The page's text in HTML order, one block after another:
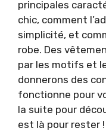
principales
chic, comment
simplicité, et
robe. Des
par les motifs et
donnerons des
fonctionne pour
la suite pour
est là pour rester !